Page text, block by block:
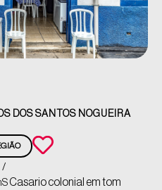
DOS SANTOS NOGUEIRA
/
S Casario colonial em tom